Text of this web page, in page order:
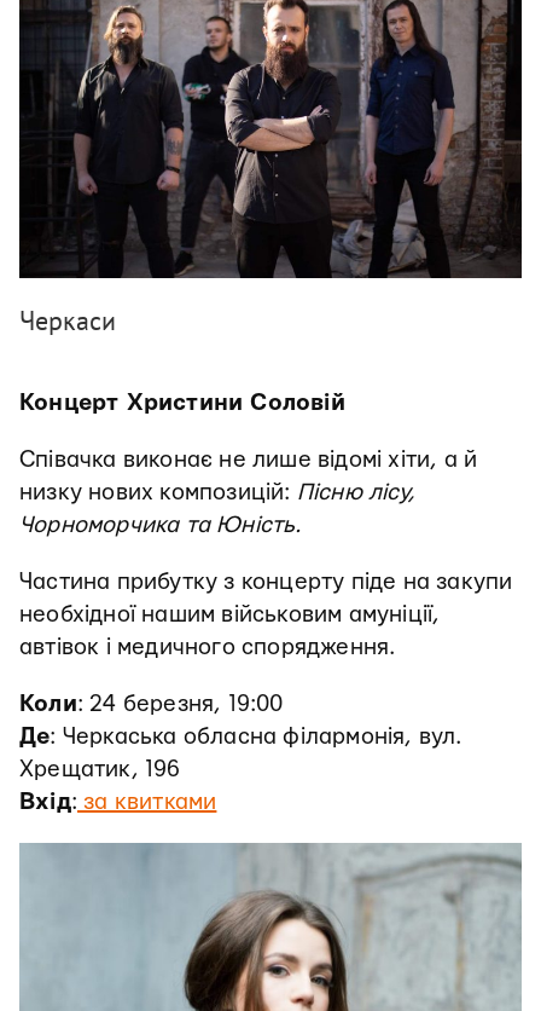
Черкаси
Концерт Христини Соловій
Співачка виконає не лише відомі хіти, а й
низку нових композицій: Пісню лісу,
Чорноморчика та Юність.
Частина прибутку з концерту піде на закупи
необхідної нашим військовим амуніції,
автівок і медичного спорядження.
Коли: 24 березня, 19:00
Де: Черкаська обласна філармонія, вул.
Хрещатик, 196
Вхід: за квитками